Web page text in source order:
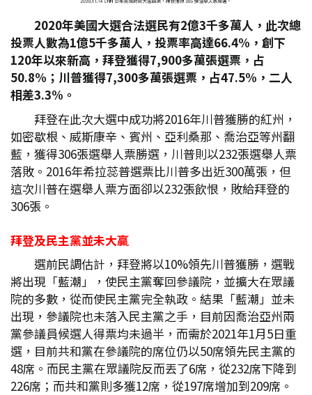
2020年美國大選合法選民有2億3千多萬人，此次總
投票人數為1億5千多萬人，投票率高達66.4% ，創下
120年以來新高，拜登獲得7,900多萬張選票，占
50.8% ；川普獲得7,300多萬張選票，占47.5% ，二人
相差3.3% 。
拜登在此次大選中成功將2016年川普獲勝的紅州，
如密歇根、威斯康辛、賓州、亞利桑那、喬治亞等州翻
藍，獲得306張選舉人票勝選，川普則以232張選舉人票
落敗。2016年希拉蕊普選票比川普多出近300萬張，但
這次川普在選舉人票方面卻以232張飲恨，敗給拜登的
306張。
拜登及民主黨並未大贏
選前民調估計，拜登將以10%領先川普獲勝，選戰
將出現「藍潮」，使民主黨奪回參議院，並擴大在眾議
院的多數，從而使民主黨完全執政。結果「藍潮」並未
出現，參議院也未落入民主黨之手，目前因喬治亞州兩
黨參議員候選人得票均未過半，而需於2021年1月5日重
選，目前共和黨在參議院的席位仍以50席領先民主黨的
48席。而民主黨在眾議院反而丟了6席，從232席下降到
226席；而共和黨則多獲12席，從197席增加到209席。